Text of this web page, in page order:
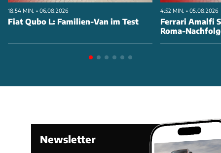
18:54 MIN. • 06.08.2026
Fiat Qubo L: Familien-Van im Test
4:52 MIN. • 05.08.2026
Ferrari Amalfi
Roma-
Newsletter